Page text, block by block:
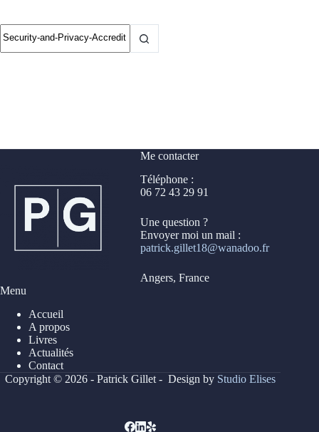
résultat
Me contacter
Téléphone :
06 72 43 29 91
Une question ?
Envoyer moi un mail :
patrick.gillet18@wanadoo.fr
Angers, France
Menu
Accueil
A propos
Livres
Actualités
Contact
Copyright © 2026 - Patrick Gillet - Design by Studio Elises